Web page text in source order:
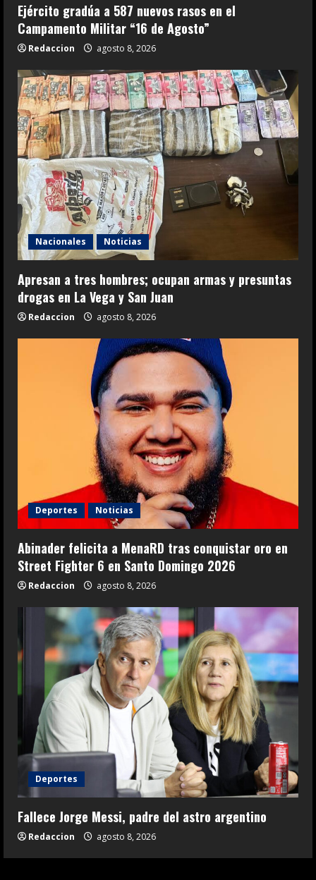
Ejército gradúa a 587 nuevos rasos en el
Campamento Militar “16 de Agosto”
Redaccion agosto 8, 2026
Nacionales Noticias
Apresan a tres hombres; ocupan armas y presuntas
drogas en La Vega y San Juan
Redaccion agosto 8, 2026
Deportes Noticias
Abinader felicita a MenaRD tras conquistar oro en
Street Fighter 6 en Santo Domingo 2026
Redaccion agosto 8, 2026
Deportes
Fallece Jorge Messi, padre del astro argentino
Redaccion agosto 8, 2026